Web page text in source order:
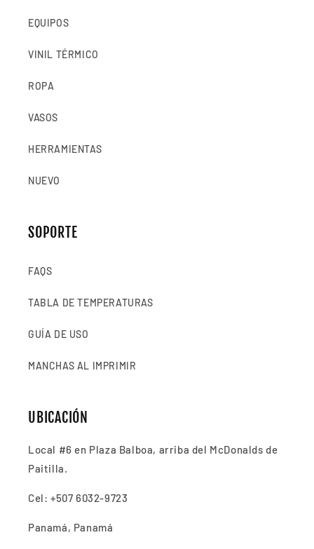
EQUIPOS
VINIL TÉRMICO
ROPA
VASOS
HERRAMIENTAS
NUEVO
SOPORTE
FAQS
TABLA DE TEMPERATURAS
GUÍA DE USO
MANCHAS AL IMPRIMIR
UBICACIÓN
Local #6 en Plaza Balboa, arriba del McDonalds de
Paitilla.
Cel: +507 6032-9723
Panamá, Panamá